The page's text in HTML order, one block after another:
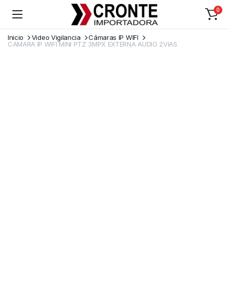
0
Inicio Video Vigilancia
Cámaras IP WIFI
CAMARA IP WIFI MINI PTZ 3MPX EXTERNA AUDIO 2VIAS